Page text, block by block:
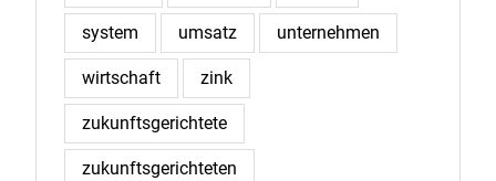
system umsatz unternehmen
wirtschaft zink
zukunftsgerichtete
zukunftsgerichteten